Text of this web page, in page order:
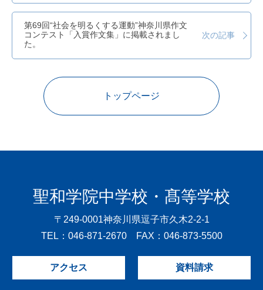
第69回“社会を明るくする運動”神奈川県作文
コンテスト「入賞作文集」に掲載されまし
た。
次の記事
トップページ
聖和学院中学校・髙等学校
〒249-0001神奈川県逗子市久木2-2-1
TEL：046-871-2670 FAX：046-873-5500
アクセス 資料請求